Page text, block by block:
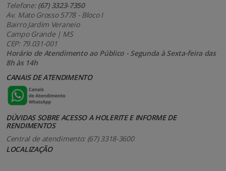
Telefone: (67) 3323-7350
Av. Mato Grosso 5778 - Bloco I
Bairro Jardim Veraneio
Campo Grande | MS
CEP: 79.031-001
Horário de Atendimento ao Público - Segunda à Sexta-feira das
8h às 14h
CANAIS DE ATENDIMENTO
DÚVIDAS SOBRE ACESSO A HOLERITE E INFORME DE
RENDIMENTOS
Central de atendimento: (67) 3318-3600
LOCALIZAÇÃO